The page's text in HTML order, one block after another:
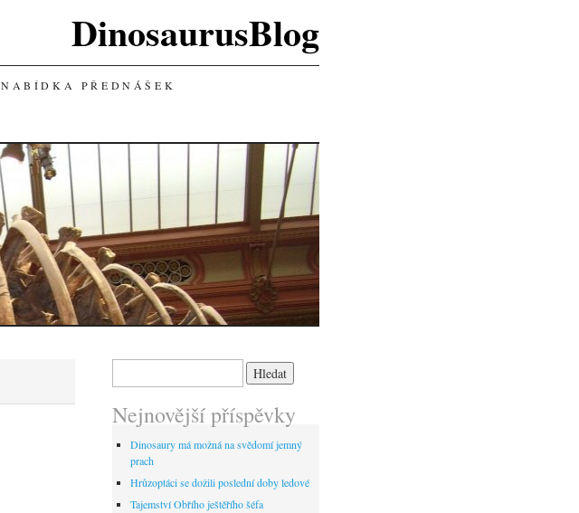
DinosaurusBlog
NABÍDKA PŘEDNÁŠEK
Nejnovější příspěvky
Dinosaury má možná na svědomí jemný
prach
Hrůzoptáci se dožili poslední doby ledové
Tajemství Obřího ještěřího šéfa